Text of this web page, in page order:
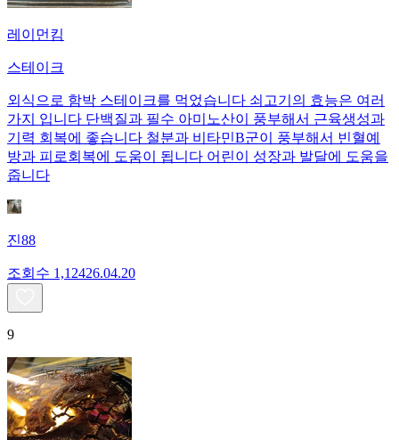
레이먼킴
스테이크
외식으로 함박 스테이크를 먹었습니다 쇠고기의 효능은 여러
가지 입니다 단백질과 필수 아미노산이 풍부해서 근육생성과
기력 회복에 좋습니다 철분과 비타민B군이 풍부해서 빈혈예
방과 피로회복에 도움이 됩니다 어린이 성장과 발달에 도움을
줍니다
진88
조회수 1,12426.04.20
9